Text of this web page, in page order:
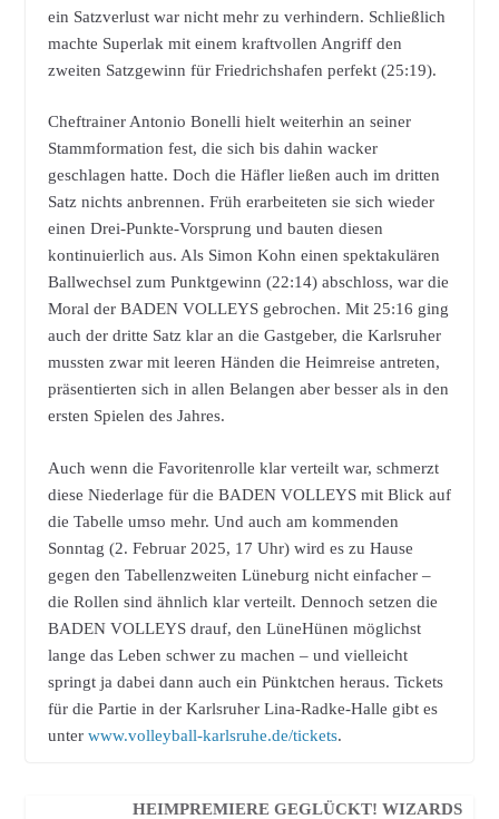
ein Satzverlust war nicht mehr zu verhindern. Schließlich
machte Superlak mit einem kraftvollen Angriff den
zweiten Satzgewinn für Friedrichshafen perfekt (25:19).
Cheftrainer Antonio Bonelli hielt weiterhin an seiner
Stammformation fest, die sich bis dahin wacker
geschlagen hatte. Doch die Häfler ließen auch im dritten
Satz nichts anbrennen. Früh erarbeiteten sie sich wieder
einen Drei-Punkte-Vorsprung und bauten diesen
kontinuierlich aus. Als Simon Kohn einen spektakulären
Ballwechsel zum Punktgewinn (22:14) abschloss, war die
Moral der BADEN VOLLEYS gebrochen. Mit 25:16 ging
auch der dritte Satz klar an die Gastgeber, die Karlsruher
mussten zwar mit leeren Händen die Heimreise antreten,
präsentierten sich in allen Belangen aber besser als in den
ersten Spielen des Jahres.
Auch wenn die Favoritenrolle klar verteilt war, schmerzt
diese Niederlage für die BADEN VOLLEYS mit Blick auf
die Tabelle umso mehr. Und auch am kommenden
Sonntag (2. Februar 2025, 17 Uhr) wird es zu Hause
gegen den Tabellenzweiten Lüneburg nicht einfacher –
die Rollen sind ähnlich klar verteilt. Dennoch setzen die
BADEN VOLLEYS drauf, den LüneHünen möglichst
lange das Leben schwer zu machen – und vielleicht
springt ja dabei dann auch ein Pünktchen heraus. Tickets
für die Partie in der Karlsruher Lina-Radke-Halle gibt es
unter www.volleyball-karlsruhe.de/tickets.
HEIMPREMIERE GEGLÜCKT! WIZARDS